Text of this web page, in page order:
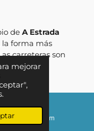
mejorar
de A Estrada
la forma más
carreteras son
→ 45 min AP‑9
Instagram